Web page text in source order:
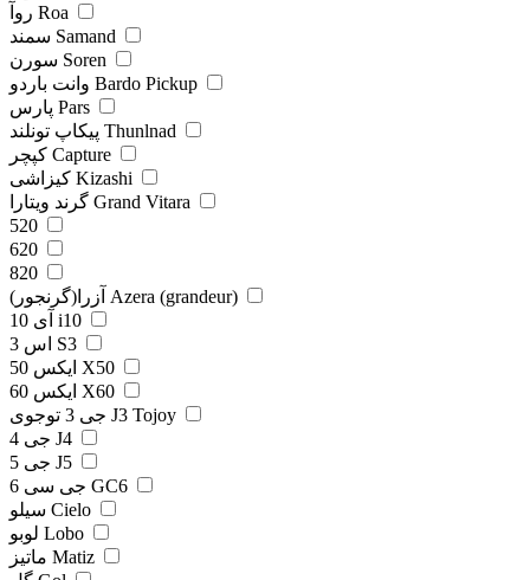
روآ Roa
سمند Samand
سورن Soren
وانت باردو Bardo Pickup
پارس Pars
پیکاپ تونلند Thunlnad
کپچر Capture
کیزاشی Kizashi
گرند ویتارا Grand Vitara
520
620
820
آزرا(گرنجور) Azera (grandeur)
آی 10 i10
اس 3 S3
ایکس 50 X50
ایکس 60 X60
جی 3 توجوی J3 Tojoy
جی 4 J4
جی 5 J5
جی سی 6 GC6
سیلو Cielo
لوبو Lobo
ماتیز Matiz